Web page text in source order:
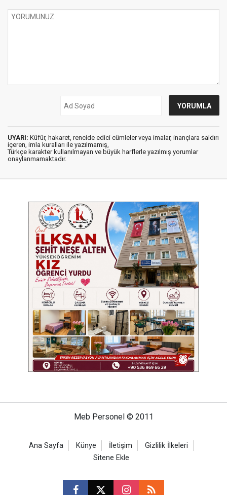
UYARI: Küfür, hakaret, rencide edici cümleler veya imalar, inançlara saldırı
içeren, imla kuralları ile yazılmamış,
Türkçe karakter kullanılmayan ve büyük harflerle yazılmış yorumlar
onaylanmamaktadır.
Meb Personel © 2011
Ana Sayfa Künye İletişim
Gizlilik İlkeleri
Sitene Ekle